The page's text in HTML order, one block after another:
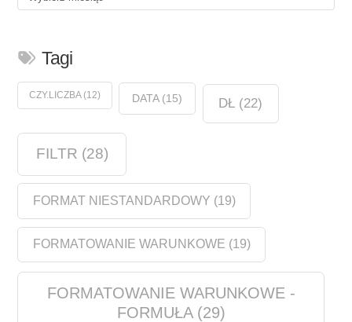
Tagi
CZY.LICZBA(12) DATA(15) DŁ (22)
FILTR (28)
FORMAT NIESTANDARDOWY (19)
FORMATOWANIE WARUNKOWE (19)
FORMATOWANIE WARUNKOWE -
FORMUŁA(29)